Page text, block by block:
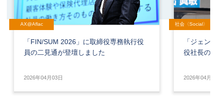
AX@Aflac
「FIN/SUM 2026」に取締役専務執行役
員の二見通が登壇しました
2026年04月03日
社会〈Social〉
「ジェン
役社長の
2026年04月